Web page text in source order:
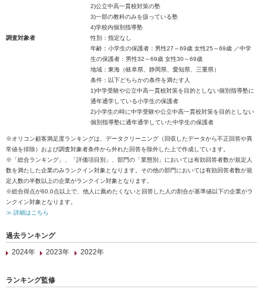
2)公立中高一貫校対策の塾
3)一部の教科のみを扱っている塾
4)学校内個別指導塾
調査対象者
性別：指定なし
年齢：小学生の保護者：男性27～69歳 女性25～69歳 ／中学
生の保護者：男性32～69歳 女性30～69歳
地域：東海（岐阜県、静岡県、愛知県、三重県）
条件：以下どちらかの条件を満たす人
1)中学受験や公立中高一貫校対策を目的としない個別指導塾に
通年通学している小学生の保護者
2)小学生の時に中学受験や公立中高一貫校対策を目的としない
個別指導塾に通年通学していた中学生の保護者
※オリコン顧客満足度ランキングは、データクリーニング（回収したデータから不正回答や異
常値を排除）および調査対象者条件から外れた回答を除外した上で作成しています。
※「総合ランキング」、「評価項目別」、部門の「業態別」においては有効回答者数が規定人
数を満たした企業のみランクイン対象となります。その他の部門においては有効回答者数が規
定人数の半数以上の企業がランクイン対象となります。
※総合得点が60.0点以上で、他人に薦めたくないと回答した人の割合が基準値以下の企業がラ
ンクイン対象となります。
≫ 詳細はこちら
過去ランキング
2024年
2023年 2022年
ランキング監修